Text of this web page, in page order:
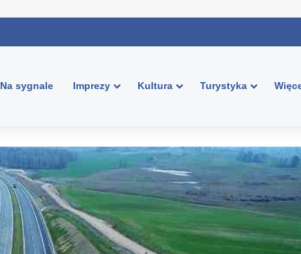
Na sygnale Imprezy Kultura Turystyka